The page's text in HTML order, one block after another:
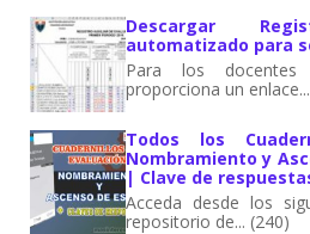
Descargar
automatizado para
Para los
proporciona un
Todos los
Nombramiento y
| Clave de
Acceda desde los
repositorio de... (240)